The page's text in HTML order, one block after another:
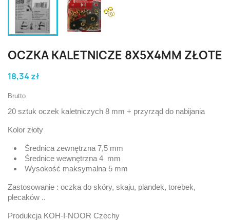
OCZKA KALETNICZE 8X5X4MM ZŁOTE
18,34 zł
Brutto
20 sztuk oczek kaletniczych 8 mm + przyrząd do nabijania
Kolor złoty
Średnica zewnętrzna 7,5 mm
Średnice wewnętrzna 4 mm
Wysokość maksymalna 5 mm
Zastosowanie : oczka do skóry, skaju, plandek, torebek,
plecaków ..
Produkcja KOH-I-NOOR Czechy